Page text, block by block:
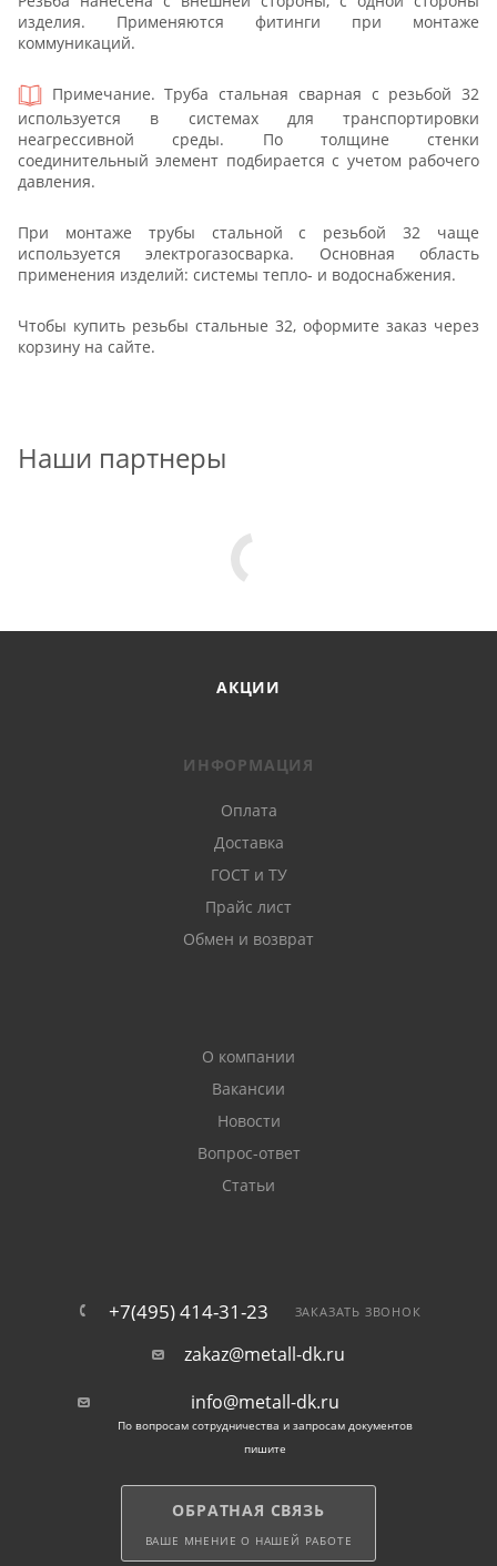
изделия. Применяются фитинги при монтаже
коммуникаций.
Примечание. Труба стальная сварная с резьбой 32
используется в системах для транспортировки
неагрессивной среды. По толщине стенки
соединительный элемент подбирается с учетом рабочего
давления.
При монтаже трубы стальной с резьбой 32 чаще
используется электрогазосварка. Основная область
применения изделий: системы тепло- и водоснабжения.
Чтобы купить резьбы стальные 32, оформите заказ через
корзину на сайте.
Наши партнеры
АКЦИИ
ИНФОРМАЦИЯ
Оплата
Доставка
ГОСТ и ТУ
Прайс лист
Обмен и возврат
О компании
Вакансии
Новости
Вопрос-ответ
Статьи
+7(495) 414-31-23 ЗАКАЗАТЬ ЗВОНОК
zakaz@metall-dk.ru
info@metall-dk.ru
По вопросам сотрудничества и запросам документов
пишите
ОБРАТНАЯ СВЯЗЬ
ВАШЕ МНЕНИЕ О НАШЕЙ РАБОТЕ